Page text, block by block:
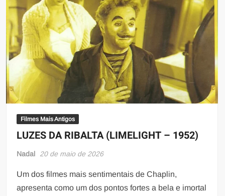
Filmes Mais Antigos
LUZES DA RIBALTA (LIMELIGHT – 1952)
Nadal 20 de maio de 2026
Um dos filmes mais sentimentais de Chaplin,
apresenta como um dos pontos fortes a bela e imortal